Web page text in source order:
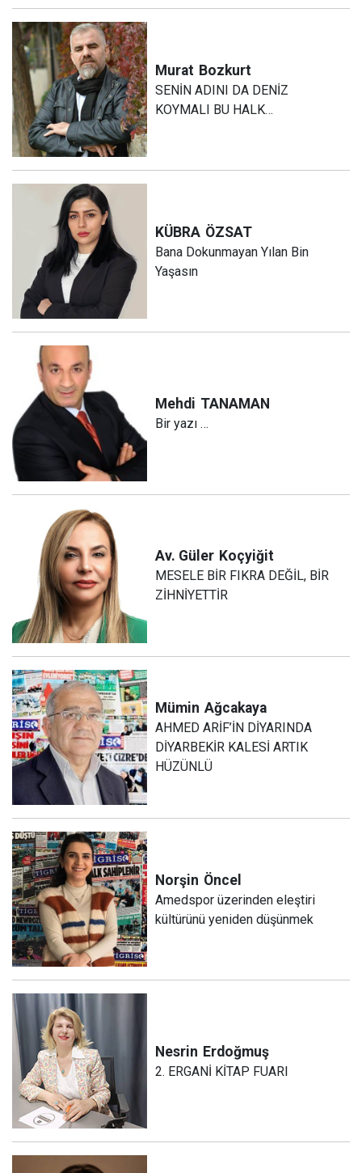
Murat Bozkurt
SENİN ADINI DA DENİZ
KOYMALI BU HALK…
KÜBRA ÖZSAT
Bana Dokunmayan Yılan Bin
Yaşasın
Mehdi TANAMAN
Bir yazı …
Av. Güler Koçyiğit
MESELE BİR FIKRA DEĞİL, BİR
ZİHNİYETTİR
Mümin Ağcakaya
AHMED ARİF’İN DİYARINDA
DİYARBEKİR KALESİ ARTIK
HÜZÜNLÜ
Norşin Öncel
Amedspor üzerinden eleştiri
kültürünü yeniden düşünmek
Nesrin Erdoğmuş
2. ERGANİ KİTAP FUARI